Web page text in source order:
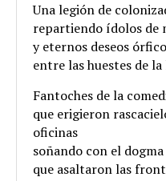
Una legión de
repartiendo ídolos de
y eternos deseos
entre las huestes de
Fantoches de la
que erigieron
oficinas
soñando con el
que asaltaron las